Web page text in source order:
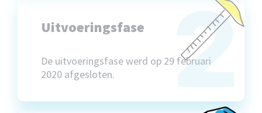
Uitvoeringsfase
De uitvoeringsfase werd op 29 februari
2020 afgesloten.
2